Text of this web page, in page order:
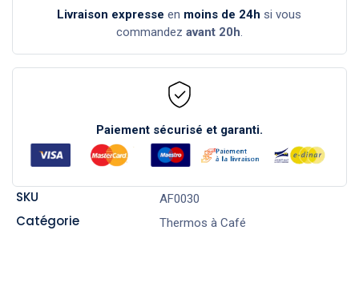
Livraison expresse en moins de 24h si vous
commandez avant 20h.
Paiement sécurisé et garanti.
SKU AF0030
Catégorie Thermos à Café